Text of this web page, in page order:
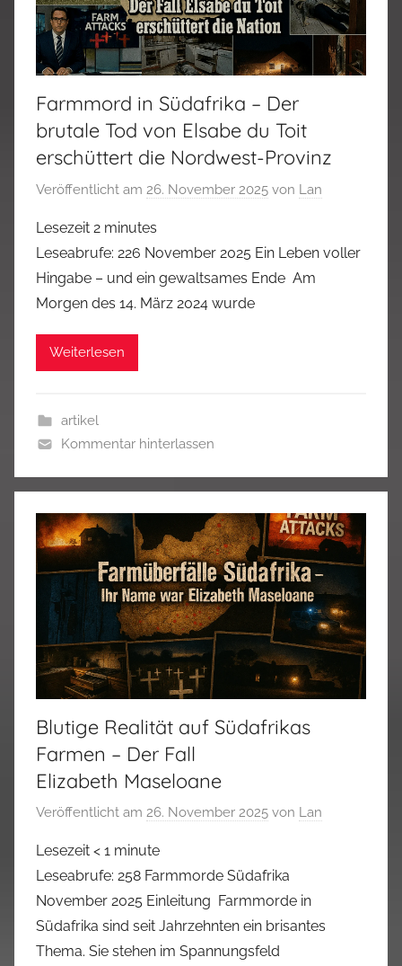
Farmmord in Südafrika – Der
brutale Tod von Elsabe du Toit
erschüttert die Nordwest-Provinz
Veröffentlicht am 26. November 2025 von Lan
Lesezeit 2 minutes
Leseabrufe: 226 November 2025 Ein Leben voller
Hingabe – und ein gewaltsames Ende Am
Morgen des 14. März 2024 wurde
Weiterlesen
artikel
Kommentar hinterlassen
Blutige Realität auf Südafrikas
Farmen – Der Fall
Elizabeth Maseloane
Veröffentlicht am 26. November 2025 von Lan
Lesezeit < 1 minute
Leseabrufe: 258 Farmmorde Südafrika
November 2025 Einleitung Farmmorde in
Südafrika sind seit Jahrzehnten ein brisantes
Thema. Sie stehen im Spannungsfeld